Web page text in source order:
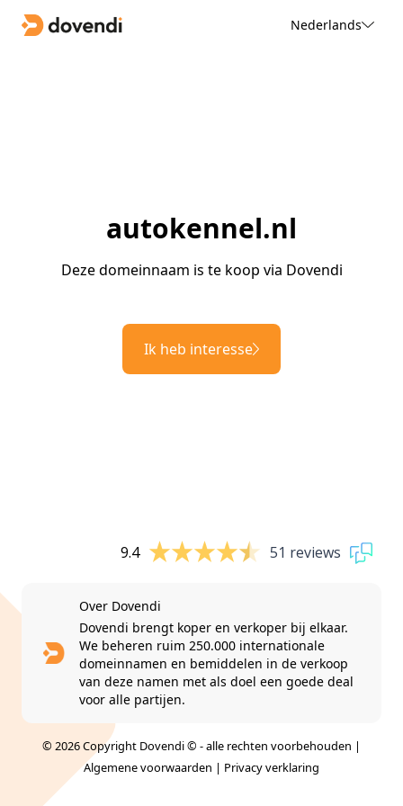
Nederlands
autokennel.nl
Deze domeinnaam is te koop via Dovendi
Ik heb interesse
9.4 51 reviews
Over Dovendi
Dovendi brengt koper en verkoper bij elkaar.
We beheren ruim 250.000 internationale
domeinnamen en bemiddelen in de verkoop
van deze namen met als doel een goede deal
voor alle partijen.
© 2026 Copyright Dovendi © - alle rechten voorbehouden |
Algemene voorwaarden | Privacy verklaring